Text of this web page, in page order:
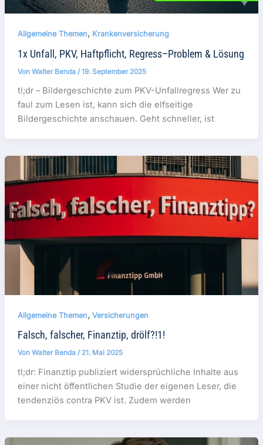
Allgemeine Themen, Krankenversicherung
1x Unfall, PKV, Haftpflicht, Regress–Problem & Lösung
Von Walter Benda /19. September 2025
tl;dr – Bildergeschichte zum PKV-Unfallregress Wer zu
faul zum Lesen ist, kann sich die elfseitige
Bildergeschichte anschauen. Geht schneller, ist
Allgemeine Themen, Versicherungen
Falsch, falscher, Finanztip, drölf?!1!
Von Walter Benda / 21. Mai 2025
tl;dr: Finanztip publiziert widersprüchliche Inhalte aus
einer nicht öffentlichen Studie der eigenen Leser, die
tendenziös contra PKV ist. Zudem werden